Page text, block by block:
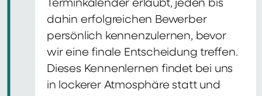
Terminkalender erlaubt, jeden bis
dahin erfolgreichen Bewerber
persönlich kennenzulernen, bevor
wir eine finale Entscheidung treffen.
Dieses Kennenlernen findet bei uns
in lockerer Atmosphäre statt und